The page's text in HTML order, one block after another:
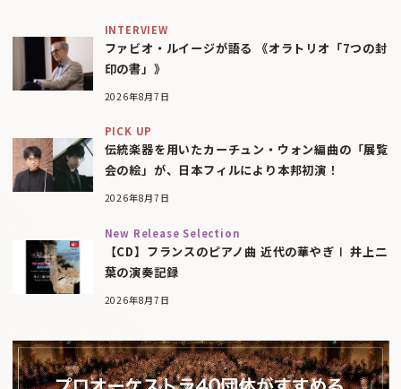
INTERVIEW
ファビオ・ルイージが語る 《オラトリオ「7つの封
印の書」》
2026年8月7日
PICK UP
伝統楽器を用いたカーチュン・ウォン編曲の「展覧
会の絵」が、日本フィルにより本邦初演！
2026年8月7日
New Release Selection
【CD】フランスのピアノ曲 近代の華やぎⅠ 井上二
葉の演奏記録
2026年8月7日